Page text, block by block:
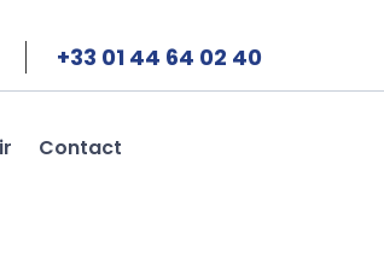
+33 01 44 64 02 40
Contact